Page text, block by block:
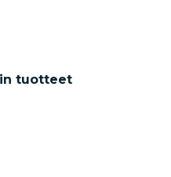
tuotteet